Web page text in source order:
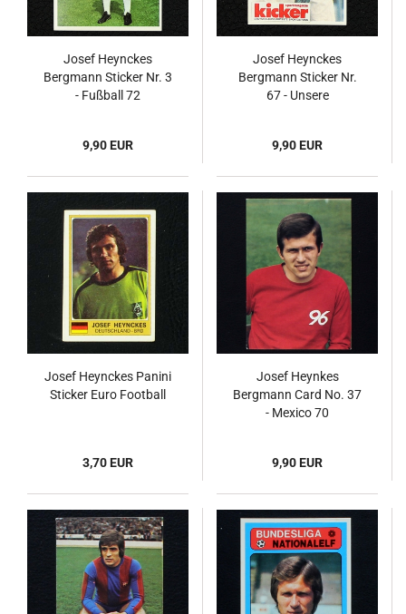
Josef Heynckes
Bergmann Sticker Nr. 3
- Fußball 72
9,90 EUR
Josef Heynckes
Bergmann Sticker Nr.
67 - Unsere
9,90 EUR
Josef Heynckes Panini
Sticker Euro Football
3,70 EUR
Josef Heynkes
Bergmann Card No. 37
- Mexico 70
9,90 EUR